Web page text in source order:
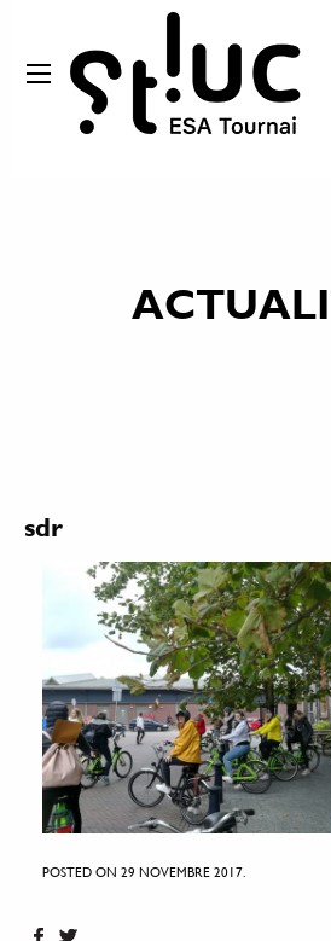
sdr
POSTED ON 29 NOVEMBRE 2017.